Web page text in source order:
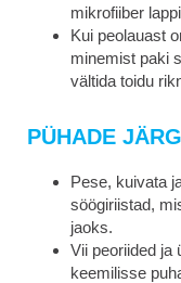
mikrofiiber
Kui peolauast
minemist paki
vältida toidu
PÜHADE
Pese, kuivata
söögiriistad,
jaoks.
Vii peoriided ja
keemilisse